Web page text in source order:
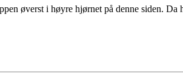
øverst i høyre hjørnet på denne siden.